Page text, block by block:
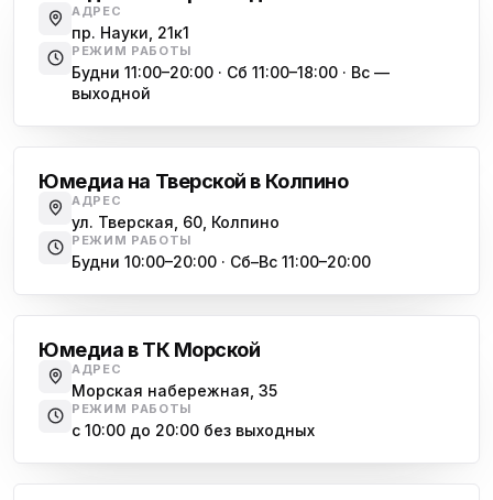
ю
Юмедиа во Всеволожске
пр. Христиновский 28, Всеволожск
АДРЕС
пр. Науки, 21к1
РЕЖИМ РАБОТЫ
Будни 11:00–20:00 · Сб 11:00–18:00 · Вс —
выходной
Юмедиа на Тверской в Колпино
АДРЕС
ул. Тверская, 60, Колпино
РЕЖИМ РАБОТЫ
Будни 10:00–20:00 · Сб–Вс 11:00–20:00
Юмедиа в ТК Морской
АДРЕС
Морская набережная, 35
РЕЖИМ РАБОТЫ
с 10:00 до 20:00 без выходных